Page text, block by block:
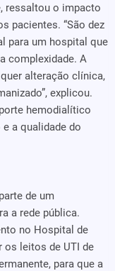
ressaltou o impacto
pacientes. “São dez
para um hospital que
complexidade. A
alteração clínica,
explicou.
hemodialítico
a qualidade do
de um
a rede pública.
no Hospital de
os leitos de UTI de
para que a